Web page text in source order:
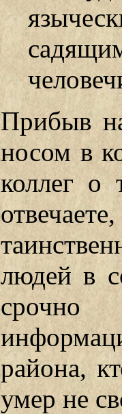
Прибыв
носом в
коллег о
людей в
района,
умер не